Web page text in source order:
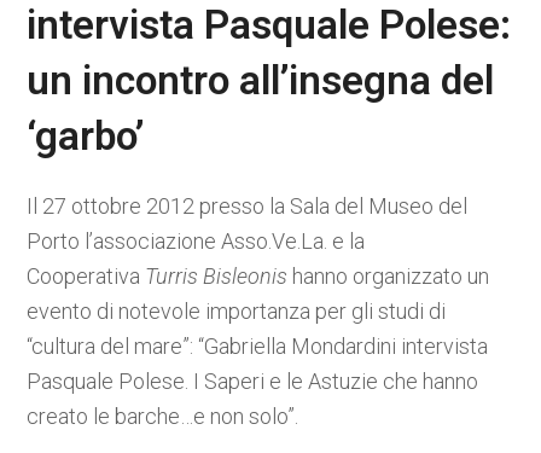
intervista Pasquale Polese:
un incontro all’insegna del
‘garbo’
Il 27 ottobre 2012 presso la Sala del Museo del
Porto l’associazione Asso.Ve.La. e la
Cooperativa Turris Bisleonis hanno organizzato un
evento di notevole importanza per gli studi di
“cultura del mare”: “Gabriella Mondardini intervista
Pasquale Polese. I Saperi e le Astuzie che hanno
creato le barche…e non solo”.